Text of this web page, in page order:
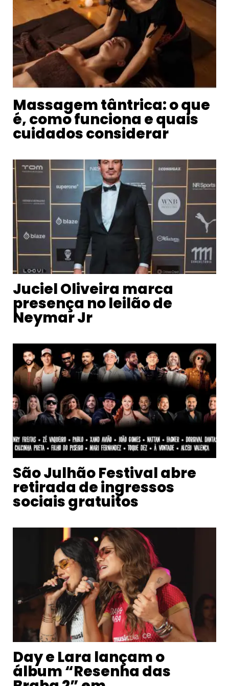
Massagem tântrica: o que
é, como funciona e quais
cuidados considerar
Juciel Oliveira marca
presença no leilão de
Neymar Jr
São Julhão Festival abre
retirada de ingressos
sociais gratuitos
Day e Lara lançam o
álbum “Resenha das